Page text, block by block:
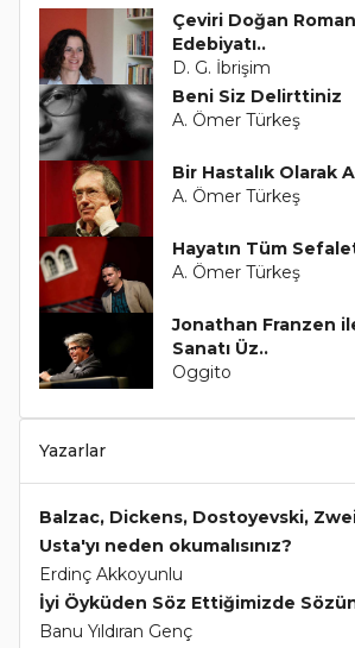
Çeviri Doğan
Edebiyatı..
D. G. İbrişim
Beni Siz Delirttiniz
A. Ömer Türkeş
Bir Hastalık Olarak
A. Ömer Türkeş
Hayatın Tüm
A. Ömer Türkeş
Jonathan Franzen
Sanatı Üz..
Oggito
Yazarlar
Balzac, Dickens, Dostoyevski,
Usta'yı neden okumalısınız?
Erdinç Akkoyunlu
İyi Öyküden Söz Ettiğimizde
Banu Yıldıran Genç